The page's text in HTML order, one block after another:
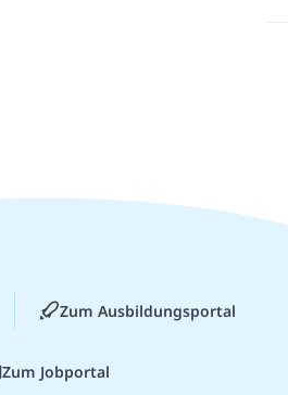
Zum Ausbildungsportal
Zum Jobportal